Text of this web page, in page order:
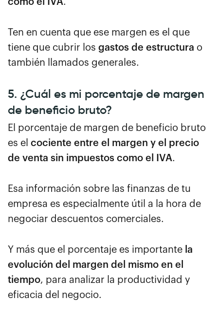
Ten en cuenta que ese margen es el que
tiene que cubrir los gastos de estructura o
también llamados generales.
5. ¿Cuál es mi porcentaje de margen
de beneficio bruto?
El porcentaje de margen de beneficio bruto
es el cociente entre el margen y el precio
de venta sin impuestos como el IVA.
Esa información sobre las finanzas de tu
empresa es especialmente útil a la hora de
negociar descuentos comerciales.
Y más que el porcentaje es importante la
evolución del margen del mismo en el
tiempo, para analizar la productividad y
eficacia del negocio.